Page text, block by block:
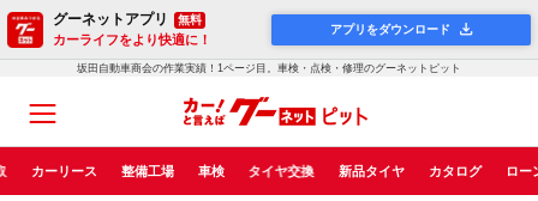
グーネットアプリ 無料
カーライフをより快適に！
アプリをダウンロード
坂田自動車商会の作業実績！1ページ目。車検・点検・修理のグーネットピット
カーリース 整備工場 車検 タイヤ交換 新品タイヤ カタログ ロー